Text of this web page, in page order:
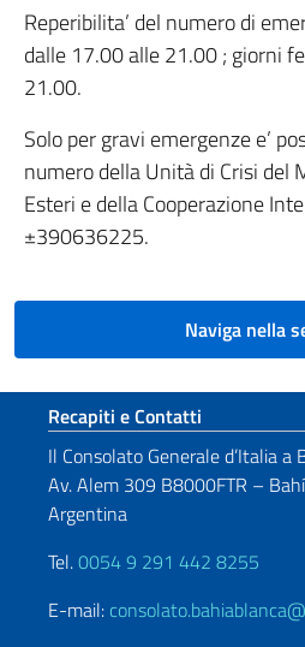
Reperibilita’ del numero di
dalle 17.00 alle 21.00 ; giorni
21.00.
Solo per gravi emergenze e’
numero della Unità di Crisi del
Esteri e della Cooperazione
±390636225.
Naviga nella
Sezione footer
Recapiti e Contatti
Il Consolato Generale d’Italia a
Av. Alem 309 B8000FTR –
Argentina
Tel.0054 9 291 442 8255
E-mail: